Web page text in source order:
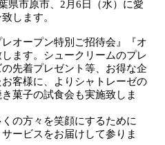
県市原市、2月6日（水）に愛
します。
オープン特別ご招待会』『オ
ます。シュークリームのプレ
先着プレゼント等、お得な企
客様に、よりシャトレーゼの
菓子の試食会も実施致しま
の方々を笑顔にするために
ービスをお届けして参りま